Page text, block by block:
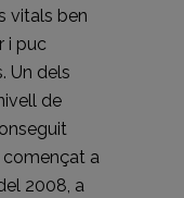
vitals ben
i puc
Un dels
de
començat a
2008, a